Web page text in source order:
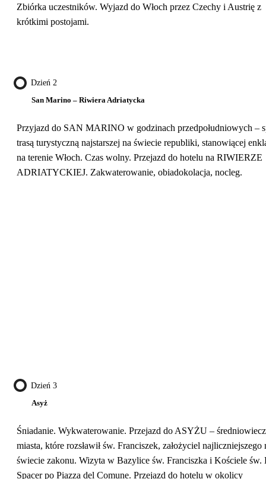
Zbiórka uczestników. Wyjazd do Włoch przez Czechy i Austrię z
krótkimi postojami.
Dzień 2
San Marino – Riwiera Adriatycka
Przyjazd do SAN MARINO w godzinach przedpołudniowych –
trasą turystyczną najstarszej na świecie republiki, stanowiącej
na terenie Włoch. Czas wolny. Przejazd do hotelu na RIWIERZE
ADRIATYCKIEJ. Zakwaterowanie, obiadokolacja, nocleg.
Dzień 3
Asyż
Śniadanie. Wykwaterowanie. Przejazd do ASYŻU –
miasta, które rozsławił św. Franciszek, założyciel najliczniejszego
świecie zakonu. Wizyta w Bazylice św. Franciszka i Kościele św.
Spacer po Piazza del Comune. Przejazd do hotelu w okolicy